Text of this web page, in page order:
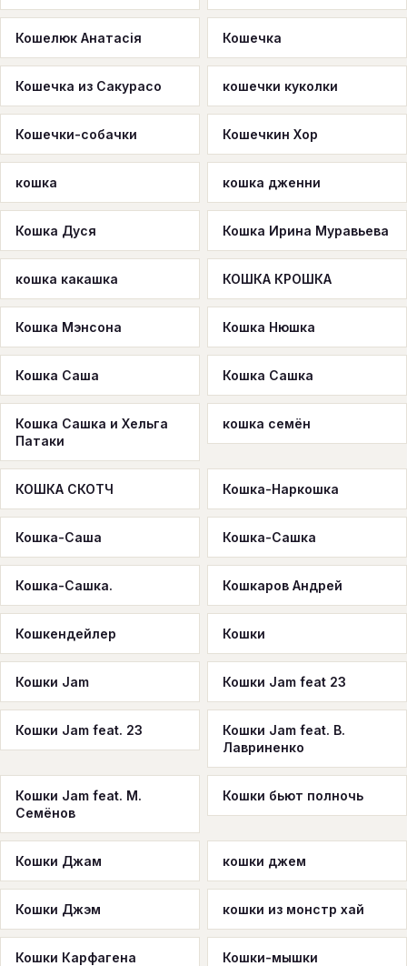
Кошелюк Анатасія Кошечка
Кошечка из Сакурасо кошечки куколки
Кошечки-собачки Кошечкин Хор
кошка кошка дженни
Кошка Дуся Кошка Ирина Муравьева
кошка какашка КОШКА КРОШКА
Кошка Мэнсона Кошка Нюшка
Кошка Саша Кошка Сашка
Кошка Сашка и Хельга
Патаки
кошка семён
КОШКА СКОТЧ Кошка-Наркошка
Кошка-Саша Кошка-Сашка
Кошка-Сашка. Кошкаров Андрей
Кошкендейлер Кошки
Кошки Jam Кошки Jam feat 23
Кошки Jam feat. 23
Кошки Jam feat. В.
Лавриненко
Кошки Jam feat. М.
Семёнов
Кошки бьют полночь
Кошки Джам кошки джем
Кошки Джэм кошки из монстр хай
Кошки Карфагена Кошки-мышки